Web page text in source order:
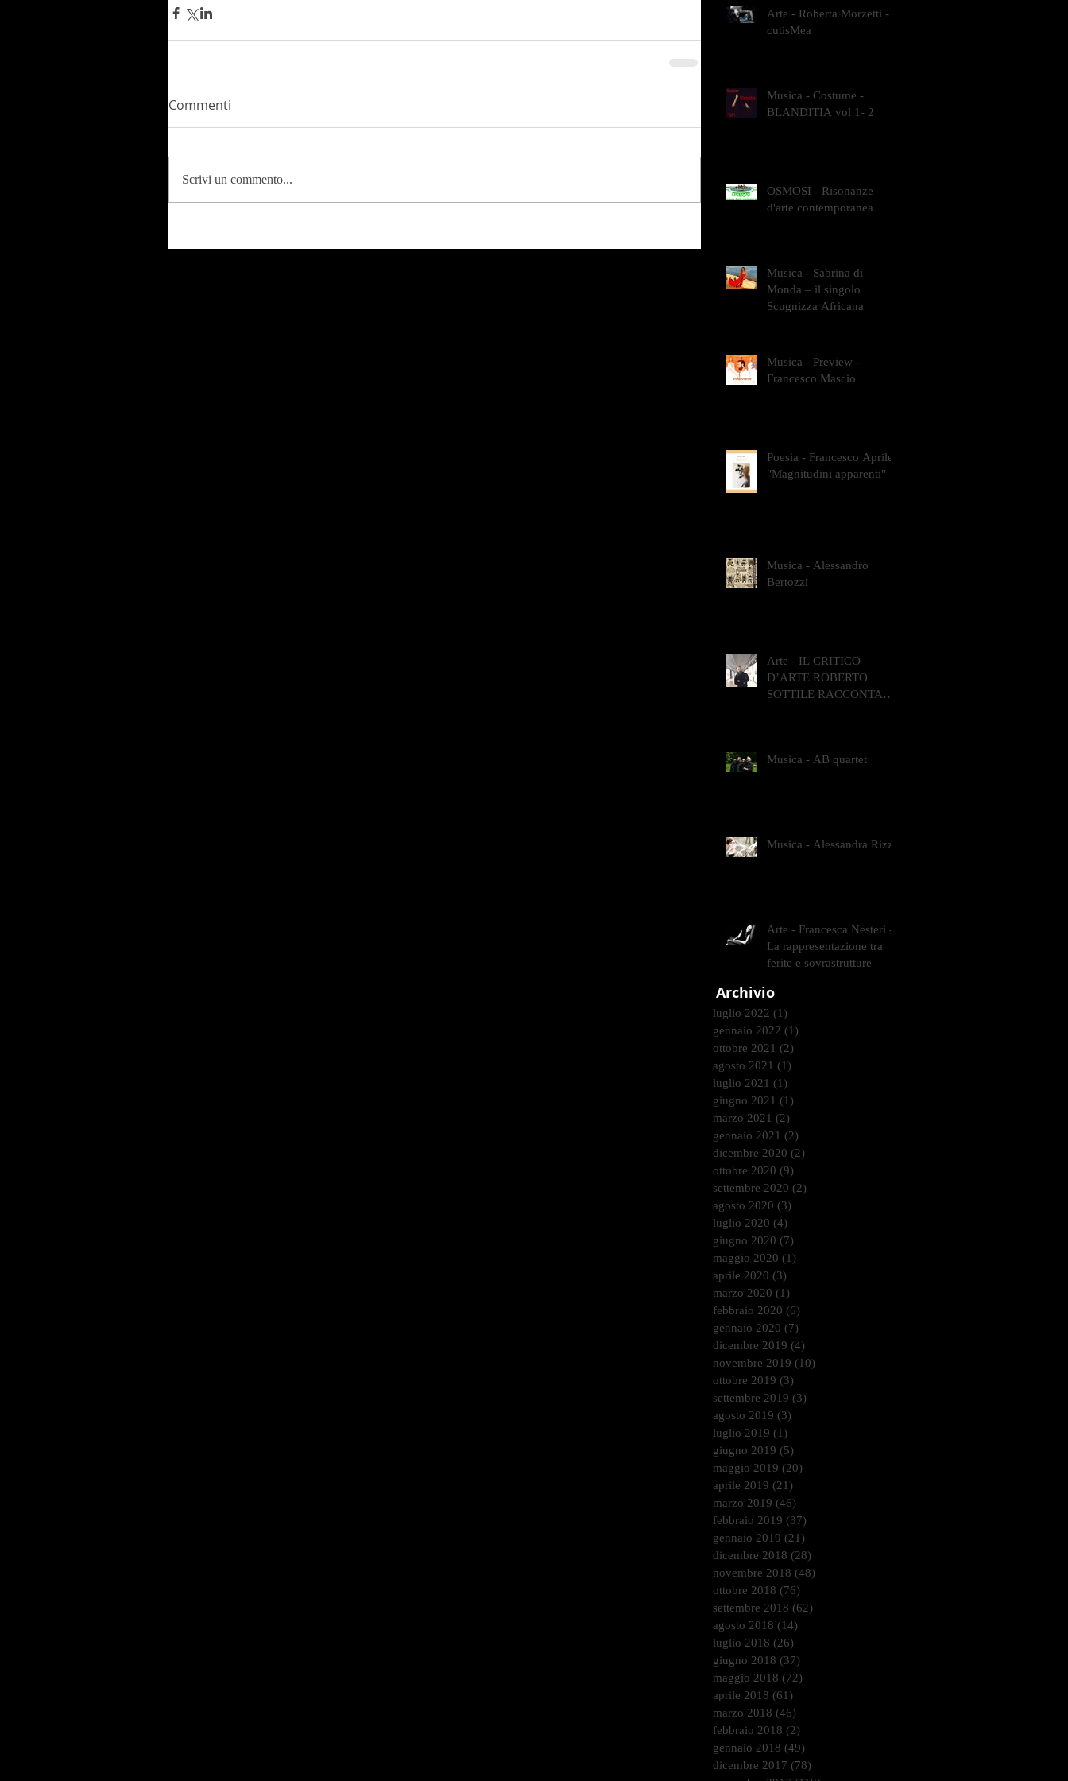
Commenti
Scrivi un commento...
Arte - Roberta Morzetti -
cutisMea
Musica - Costume -
BLANDITIA vol 1- 2
OSMOSI - Risonanze
d'arte contemporanea
Musica - Sabrina di
Monda – il singolo
Scugnizza Africana
Musica - Preview -
Francesco Mascio
Poesia - Francesco Aprile -
"Magnitudini apparenti"
Musica - Alessandro
Bertozzi
Arte - IL CRITICO
D’ARTE ROBERTO
SOTTILE RACCONTA
Musica - AB quartet
Musica - Alessandra Rizzo
Arte - Francesca Nesteri -
La rappresentazione tra
ferite e sovrastrutture
Archivio
luglio 2022 (1)
gennaio 2022 (1)
ottobre 2021 (2)
agosto 2021 (1)
luglio 2021 (1)
giugno 2021 (1)
marzo 2021 (2)
gennaio 2021 (2)
dicembre 2020 (2)
ottobre 2020 (9)
settembre 2020 (2)
agosto 2020 (3)
luglio 2020 (4)
giugno 2020 (7)
maggio 2020 (1)
aprile 2020 (3)
marzo 2020 (1)
febbraio 2020 (6)
gennaio 2020 (7)
dicembre 2019 (4)
novembre 2019 (10)
ottobre 2019 (3)
settembre 2019 (3)
agosto 2019 (3)
luglio 2019 (1)
giugno 2019 (5)
maggio 2019 (20)
aprile 2019 (21)
marzo 2019 (46)
febbraio 2019 (37)
gennaio 2019 (21)
dicembre 2018 (28)
novembre 2018 (48)
ottobre 2018 (76)
settembre 2018 (62)
agosto 2018 (14)
luglio 2018 (26)
giugno 2018 (37)
maggio 2018 (72)
aprile 2018 (61)
marzo 2018 (46)
febbraio 2018 (2)
gennaio 2018 (49)
dicembre 2017 (78)